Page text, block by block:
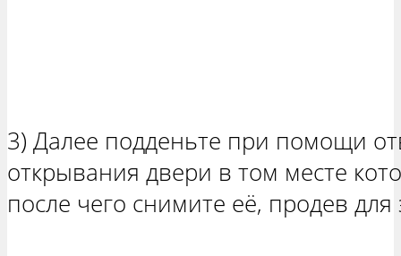
3) Далее подденьте при помощи
открывания двери в том месте
после чего снимите её, продев